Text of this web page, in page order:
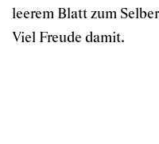
leerem Blatt zum
Viel Freude damit.